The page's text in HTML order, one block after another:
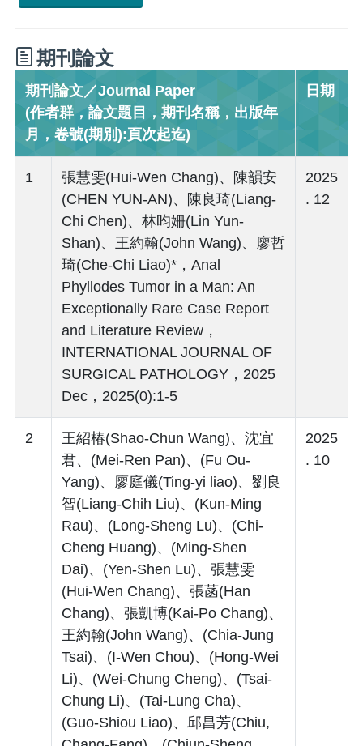
期刊論文
期刊論文／Journal Paper
(作者群，論文題目，期刊名稱，出版年
月，卷號(期別):頁次起迄)
日期
1
張慧雯(Hui-Wen Chang)、陳韻安
(CHEN YUN-AN)、陳良琦(Liang-
Chi Chen)、林昀姍(Lin Yun-
Shan)、王約翰(John Wang)、廖哲
琦(Che-Chi Liao)*，Anal
Phyllodes Tumor in a Man: An
Exceptionally Rare Case Report
and Literature Review，
INTERNATIONAL JOURNAL OF
SURGICAL PATHOLOGY，2025
Dec，2025(0):1-5
2025
. 12
2
王紹椿(Shao-Chun Wang)、沈宜
君、(Mei-Ren Pan)、(Fu Ou-
Yang)、廖庭儀(Ting-yi liao)、劉良
智(Liang-Chih Liu)、(Kun-Ming
Rau)、(Long-Sheng Lu)、(Chi-
Cheng Huang)、(Ming-Shen
Dai)、(Yen-Shen Lu)、張慧雯
(Hui-Wen Chang)、張菡(Han
Chang)、張凱博(Kai-Po Chang)、
王約翰(John Wang)、(Chia-Jung
Tsai)、(I-Wen Chou)、(Hong-Wei
Li)、(Wei-Chung Cheng)、(Tsai-
Chung Li)、(Tai-Lung Cha)、
(Guo-Shiou Liao)、邱昌芳(Chiu,
2025
. 10